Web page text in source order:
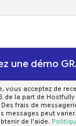
une démo
vous acceptez de
de la part de
frais de
messages peut
de l'aide.